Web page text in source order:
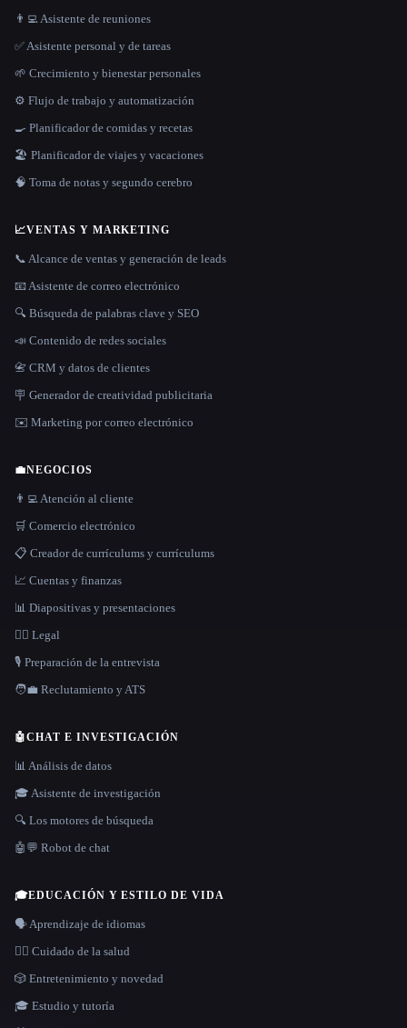
👨‍💻 Asistente de reuniones
✅ Asistente personal y de tareas
🌱 Crecimiento y bienestar personales
⚙️ Flujo de trabajo y automatización
🍳 Planificador de comidas y recetas
🏖 Planificador de viajes y vacaciones
🧠 Toma de notas y segundo cerebro
📈VENTAS Y MARKETING
📞 Alcance de ventas y generación de leads
📧 Asistente de correo electrónico
🔍 Búsqueda de palabras clave y SEO
📣 Contenido de redes sociales
📇 CRM y datos de clientes
🪧 Generador de creatividad publicitaria
✉️ Marketing por correo electrónico
💼NEGOCIOS
👨‍💻 Atención al cliente
🛒 Comercio electrónico
📋 Creador de currículums y currículums
📈 Cuentas y finanzas
📊 Diapositivas y presentaciones
👩‍⚖️ Legal
🎙️ Preparación de la entrevista
🧑‍💼 Reclutamiento y ATS
🤖CHAT E INVESTIGACIÓN
📊 Análisis de datos
🎓 Asistente de investigación
🔍 Los motores de búsqueda
🤖💬 Robot de chat
🎓EDUCACIÓN Y ESTILO DE VIDA
🗣️ Aprendizaje de idiomas
👩‍⚕️ Cuidado de la salud
🎲 Entretenimiento y novedad
🎓 Estudio y tutoría